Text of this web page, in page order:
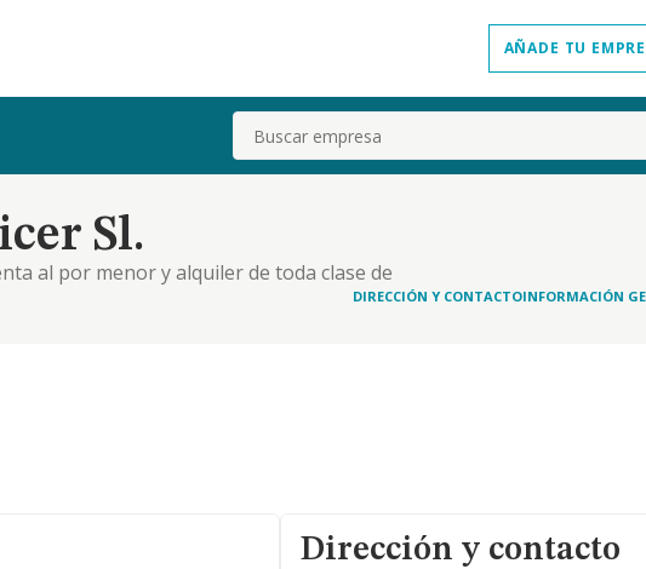
AÑADE TU
Buscar
Sl.
al por menor y alquiler de toda clase de
riego, así como todos los productos derivados y
DIRECCIÓN Y CONTACTOINFORMACIÓN
Dirección y contacto